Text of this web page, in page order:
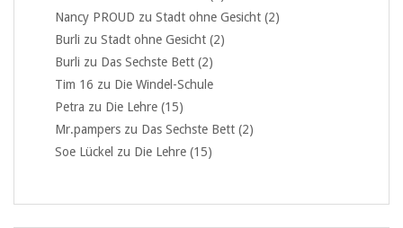
Nancy PROUD zu Stadt ohne Gesicht (2)
Burli zu Stadt ohne Gesicht (2)
Burli zu Das Sechste Bett (2)
Tim 16 zu Die Windel-Schule
Petra zu Die Lehre (15)
Mr.pampers zu Das Sechste Bett (2)
Soe Lückel zu Die Lehre (15)